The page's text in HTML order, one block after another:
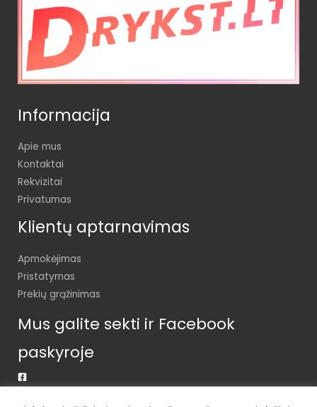
Informacija
Apie mus
Kontaktai
Rekvizitai
Privatumas
Klientų aptarnavimas
Apmokėjimas
Pristatymas
Prekių grąžinimas
Mus galite sekti ir Facebook
paskyroje